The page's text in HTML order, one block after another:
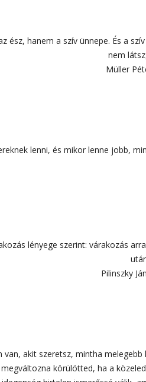
ész, hanem a szív ünnepe. És a
nem
Müller
lenni, és mikor lenne jobb,
lényege szerint: várakozás
Pilinszky
van, akit szeretsz, mintha
körülötted, ha a